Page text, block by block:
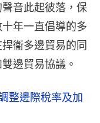
音此起彼落，保
年一直倡導的多
衞多邊貿易的同
邊貿易協議。
整邊際稅率及加